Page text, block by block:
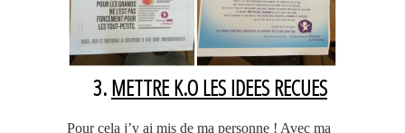
3.METTRE K.O LES IDEES RECUES
Pour cela j’y ai mis de ma personne ! Avec ma